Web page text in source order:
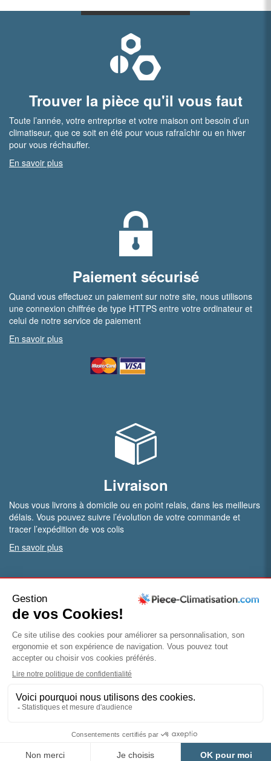
Trouver la pièce qu'il vous faut
Toute l’année, votre entreprise et votre maison ont besoin d’un
climatiseur, que ce soit en été pour vous rafraîchir ou en hiver
pour vous réchauffer.
En savoir plus
Paiement sécurisé
Quand vous effectuez un paiement sur notre site, nous utilisons
une connexion chiffrée de type HTTPS entre votre ordinateur et
celui de notre service de paiement
En savoir plus
Livraison
Nous vous livrons à domicile ou en point relais, dans les meilleurs
délais. Vous pouvez suivre l’évolution de votre commande et
tracer l’expédition de vos colis
En savoir plus
Vous êtes professionnel ?
Bénéficiez de conditions particulières en ouvrant un compte
pro
Mentions légales|Conditions
générales de vente| Politique de confidentialité